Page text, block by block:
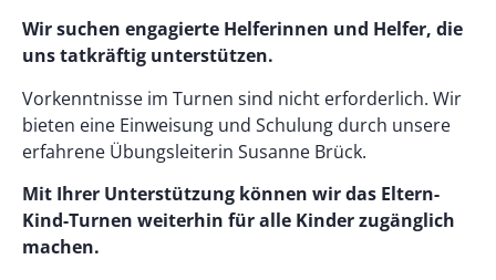
Wir suchen engagierte Helferinnen und Helfer, die
uns tatkräftig unterstützen.
Vorkenntnisse im Turnen sind nicht erforderlich. Wir
bieten eine Einweisung und Schulung durch unsere
erfahrene Übungsleiterin Susanne Brück.
Mit Ihrer Unterstützung können wir das Eltern-
Kind-Turnen weiterhin für alle Kinder zugänglich
machen.